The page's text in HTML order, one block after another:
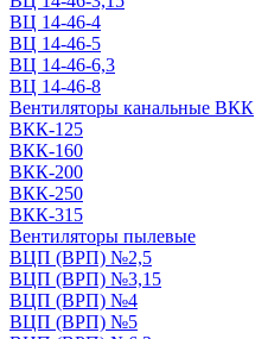
ВЦ 14-46-4
ВЦ 14-46-5
ВЦ 14-46-6,3
ВЦ 14-46-8
Вентиляторы канальные ВКК
ВКК-125
ВКК-160
ВКК-200
ВКК-250
ВКК-315
Вентиляторы пылевые
ВЦП (ВРП) №2,5
ВЦП (ВРП) №3,15
ВЦП (ВРП) №4
ВЦП (ВРП) №5